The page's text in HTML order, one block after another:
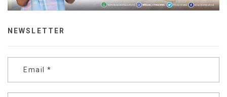
NEWSLETTER
Email *